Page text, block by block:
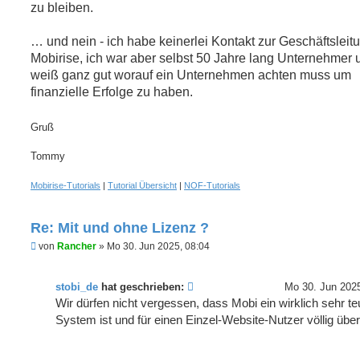
zu bleiben.
… und nein - ich habe keinerlei Kontakt zur
Mobirise, ich war aber selbst 50 Jahre lang Unternehmer
weiß ganz gut worauf ein Unternehmen achten muss um
finanzielle Erfolge zu haben.
Gruß
Tommy
Mobirise-Tutorials | Tutorial Übersicht | NOF-Tutorials
Re: Mit und ohne Lizenz ?
U
von Rancher » Mo 30. Jun 2025, 08:04
stobi_de hat geschrieben: Mo 30. Jun
Wir dürfen nicht vergessen, dass Mobi ein wirklich sehr
System ist und für einen Einzel-Website-Nutzer völlig